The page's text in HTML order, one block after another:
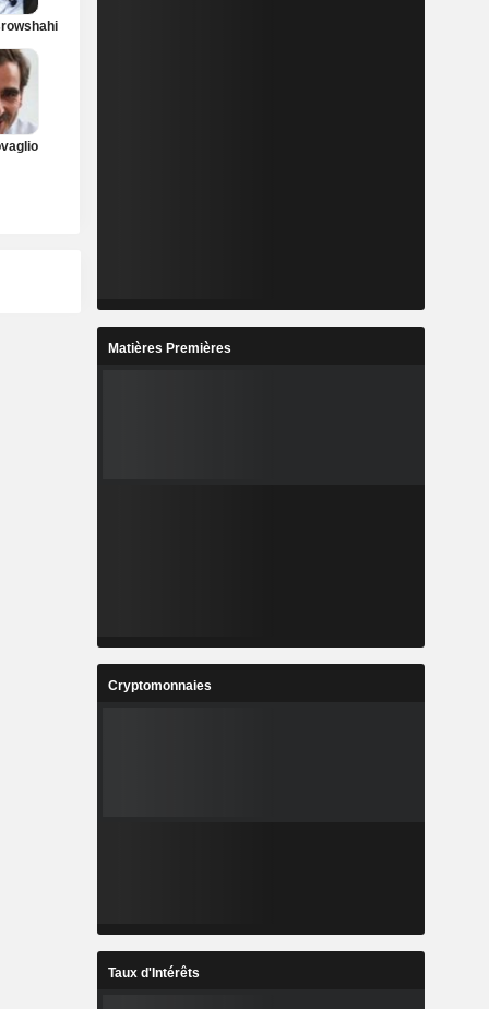
Matières Premières
Cryptomonnaies
Taux d'Intérêts